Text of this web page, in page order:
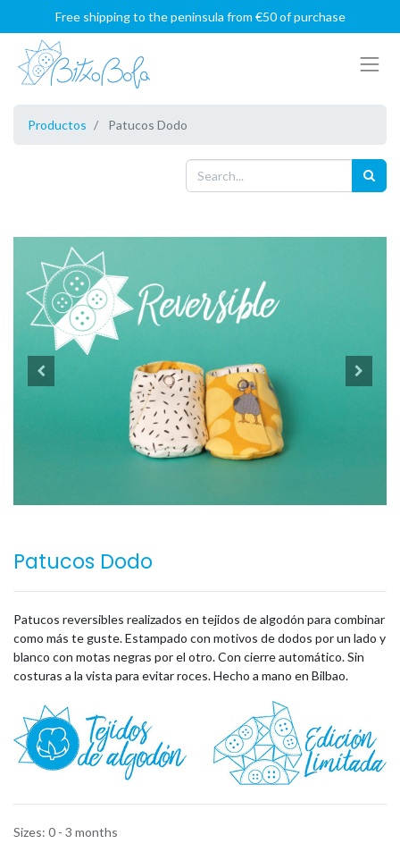
Free shipping to the peninsula from €50 of purchase
Productos Patucos Dodo
Patucos Dodo
Patucos reversibles realizados en tejidos de algodón para combinar
como más te guste. Estampado con motivos de dodos por un lado y
blanco con motas negras por el otro. Con cierre automático. Sin
costuras a la vista para evitar roces. Hecho a mano en Bilbao.
Sizes: 0 - 3 months